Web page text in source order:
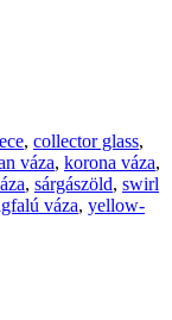
, collector glass,
váza, korona váza,
, sárgászöld, swirl
váza, yellow-